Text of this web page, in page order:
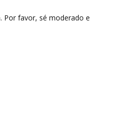
Por favor, sé moderado e